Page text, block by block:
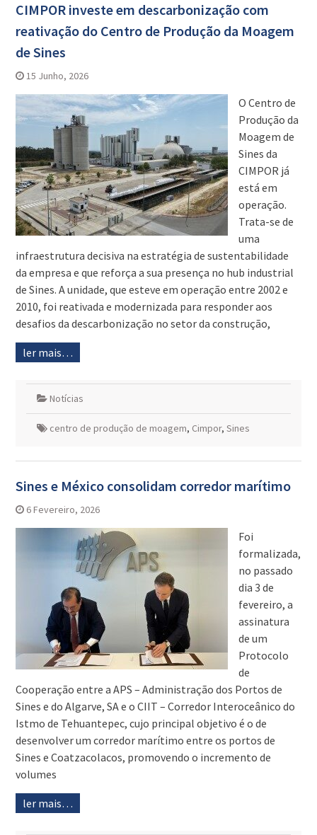
CIMPOR investe em descarbonização com
reativação do Centro de Produção da Moagem
de Sines
15 Junho, 2026
O Centro de
Produção da
Moagem de
Sines da
CIMPOR já
está em
operação.
Trata-se de
uma
infraestrutura decisiva na estratégia de sustentabilidade
da empresa e que reforça a sua presença no hub industrial
de Sines. A unidade, que esteve em operação entre 2002 e
2010, foi reativada e modernizada para responder aos
desafios da descarbonização no setor da construção,
ler mais…
Notícias
centro de produção de moagem, Cimpor, Sines
Sines e México consolidam corredor marítimo
6 Fevereiro, 2026
Foi
formalizada,
no passado
dia 3 de
fevereiro, a
assinatura
de um
Protocolo
de
Cooperação entre a APS – Administração dos Portos de
Sines e do Algarve, SA e o CIIT – Corredor Interoceânico do
Istmo de Tehuantepec, cujo principal objetivo é o de
desenvolver um corredor marítimo entre os portos de
Sines e Coatzacolacos, promovendo o incremento de
volumes
ler mais…